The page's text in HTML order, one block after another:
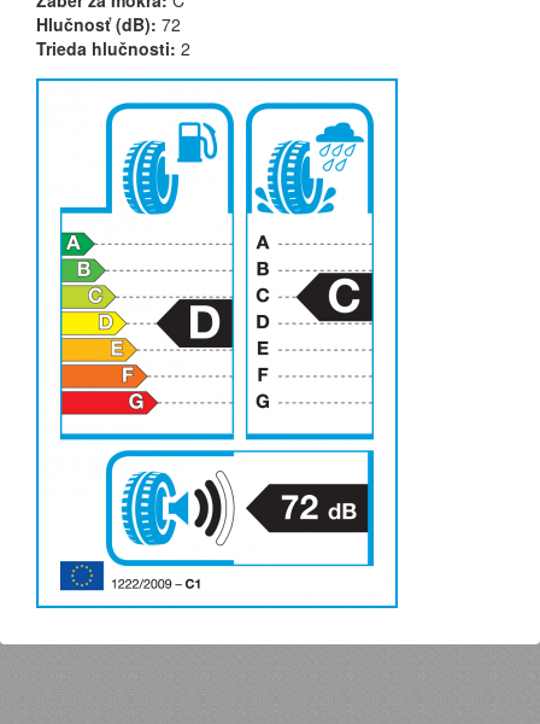
Hlučnosť (dB): 72
Trieda hlučnosti: 2